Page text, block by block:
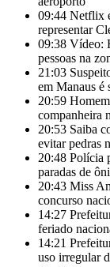
09:44 Netflix
representar
09:38 Vídeo:
pessoas na
21:03
em Manaus é
20:59
companheira
20:53 Saiba
evitar pedras
20:48 Polícia
paradas de
20:43 Miss
concurso
14:27
feriado
14:21
uso irregular